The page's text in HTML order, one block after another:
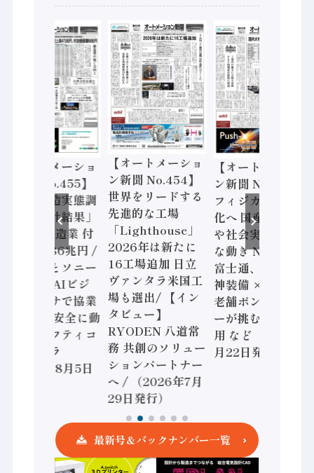
【オートメーショ
ン新聞 No.455】
「経済構造実態調
査二次集計結果」
2024年製造業 付
加価値額86兆円 /
三菱電機とソニー
セミコン AIビジ
ョンセンサで協業
/ IDEC、安全に動
かすセーフティコ
ントローラ
（2026年8月5日
【オートメーショ
ン新聞 No.454】
世界をリードする
先進的な工場
「Lighthouse」
2026年は新たに
16工場追加 日立
ヴァンタラ米国工
場も選出/ 【イン
タビュー】
RYODEN 八道常
務 共創のソリュー
ションパートナー
へ / （2026年7月
29日発行）
【オートメーショ
ン新聞 No.453】
フィジカルAI本格
化へ 国産AI開発
や社会実装に活発
な動き Noetra、
富士通、日立 / 兵
神装備 × HMS、
老舗ポンプメーカ
ーが挑むデータ活
用 など（2026年7
月22日発行）
最新号＆バックナンバー一覧